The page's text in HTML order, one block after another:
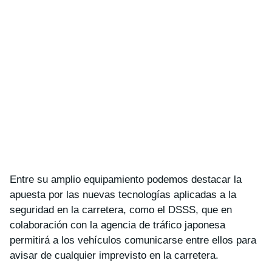
Entre su amplio equipamiento podemos destacar la
apuesta por las nuevas tecnologías aplicadas a la
seguridad en la carretera, como el DSSS, que en
colaboración con la agencia de tráfico japonesa
permitirá a los vehículos comunicarse entre ellos para
avisar de cualquier imprevisto en la carretera.